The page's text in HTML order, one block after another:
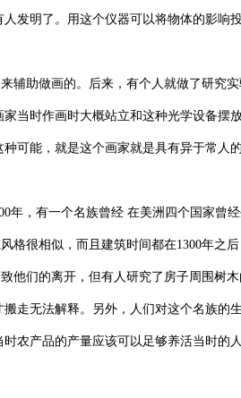
发明了。用这个仪器可以将物体的影响
助做画的。后来，有个人就做了研究实
当时作画时大概站立和这种光学设备摆
可能，就是这个画家就是具有异于常人
年，有一个名族曾经 在美洲四个国家曾
格很相似，而且建筑时间都在1300年之
他们的离开，但有人研究了房子周围树木
走无法解释。另外，人们对这个名族的
农产品的产量应该可以足够养活当时的